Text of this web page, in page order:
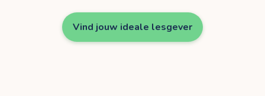
Vind jouw ideale lesgever